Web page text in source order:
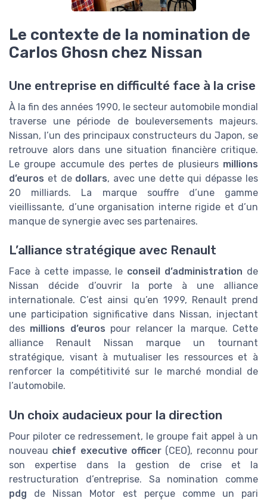
Le contexte de la nomination de
Carlos Ghosn chez Nissan
Une entreprise en difficulté face à la crise
À la fin des années 1990, le secteur automobile mondial
traverse une période de bouleversements majeurs.
Nissan, l’un des principaux constructeurs du Japon, se
retrouve alors dans une situation financière critique.
Le groupe accumule des pertes de plusieurs millions
d’euros et de dollars, avec une dette qui dépasse les
20 milliards. La marque souffre d’une gamme
vieillissante, d’une organisation interne rigide et d’un
manque de synergie avec ses partenaires.
L’alliance stratégique avec Renault
Face à cette impasse, le conseil d’administration de
Nissan décide d’ouvrir la porte à une alliance
internationale. C’est ainsi qu’en 1999, Renault prend
une participation significative dans Nissan, injectant
des millions d’euros pour relancer la marque. Cette
alliance Renault Nissan marque un tournant
stratégique, visant à mutualiser les ressources et à
renforcer la compétitivité sur le marché mondial de
l’automobile.
Un choix audacieux pour la direction
Pour piloter ce redressement, le groupe fait appel à un
nouveau chief executive officer (CEO), reconnu pour
son expertise dans la gestion de crise et la
restructuration d’entreprise. Sa nomination comme
pdg de Nissan Motor est perçue comme un pari